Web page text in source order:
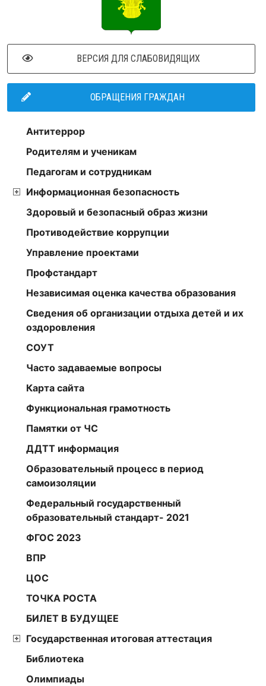
ВЕРСИЯ ДЛЯ СЛАБОВИДЯЩИХ
ОБРАЩЕНИЯ ГРАЖДАН
Антитеррор
Родителям и ученикам
Педагогам и сотрудникам
Информационная безопасность
Здоровый и безопасный образ жизни
Противодействие коррупции
Управление проектами
Профстандарт
Независимая оценка качества образования
Сведения об организации отдыха детей и их
оздоровления
СОУТ
Часто задаваемые вопросы
Карта сайта
Функциональная грамотность
Памятки от ЧС
ДДТТ информация
Образовательный процесс в период
самоизоляции
Федеральный государственный
образовательный стандарт- 2021
ФГОС 2023
ВПР
ЦОС
ТОЧКА РОСТА
БИЛЕТ В БУДУЩЕЕ
Государственная итоговая аттестация
Библиотека
Олимпиады